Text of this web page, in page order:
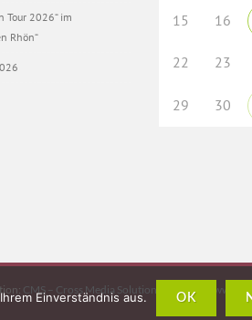
Tour 2026“ im
Rhön“
15 16
22 23
29 30
CMS – Cross Media Solutions GmbH –
Einverständnis aus. OK